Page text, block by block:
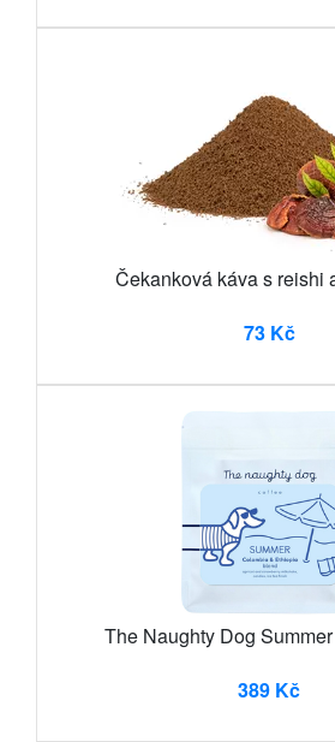
Čekanková káva s reishi
73 Kč
The Naughty Dog
389 Kč